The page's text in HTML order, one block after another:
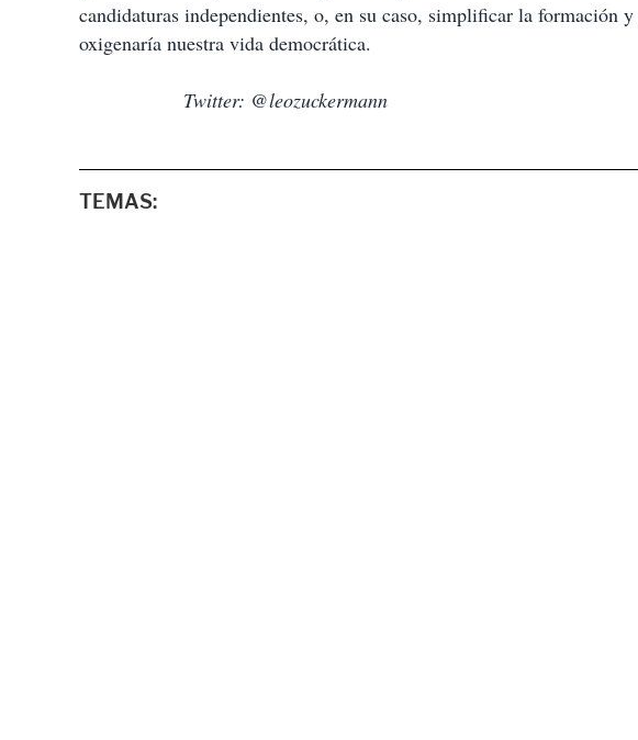
candidaturas independientes, o, en su caso, simplificar la formación
oxigenaría nuestra vida democrática.
Twitter: @leozuckermann
TEMAS: